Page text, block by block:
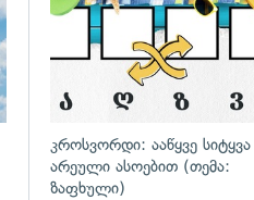
კროსვორდი: ააწყვე სიტყვა
არეული ასოებით (თემა:
ზაფხული)